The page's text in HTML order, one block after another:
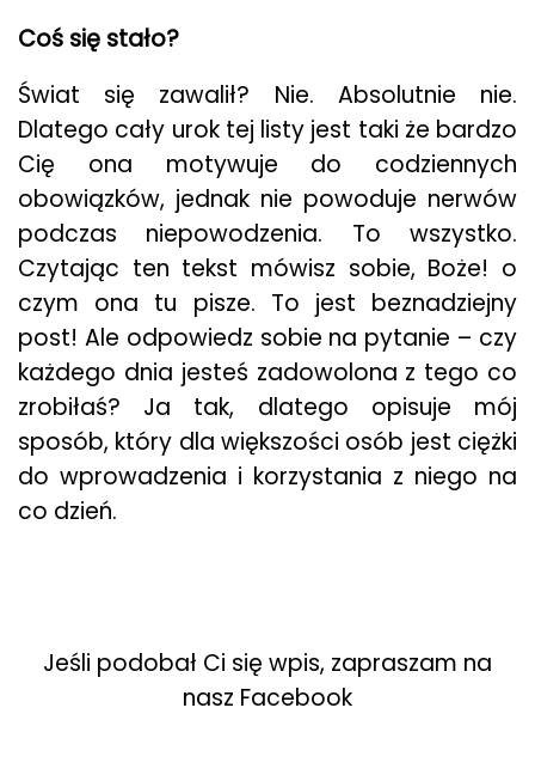
Coś się stało?
Świat się zawalił? Nie. Absolutnie nie.
Dlatego cały urok tej listy jest taki że bardzo
Cię ona motywuje do codziennych
obowiązków, jednak nie powoduje nerwów
podczas niepowodzenia. To wszystko.
Czytając ten tekst mówisz sobie, Boże! o
czym ona tu pisze. To jest beznadziejny
post! Ale odpowiedz sobie na pytanie – czy
każdego dnia jesteś zadowolona z tego co
zrobiłaś? Ja tak, dlatego opisuje mój
sposób, który dla większości osób jest ciężki
do wprowadzenia i korzystania z niego na
co dzień.
Jeśli podobał Ci się wpis, zapraszam na
nasz Facebook